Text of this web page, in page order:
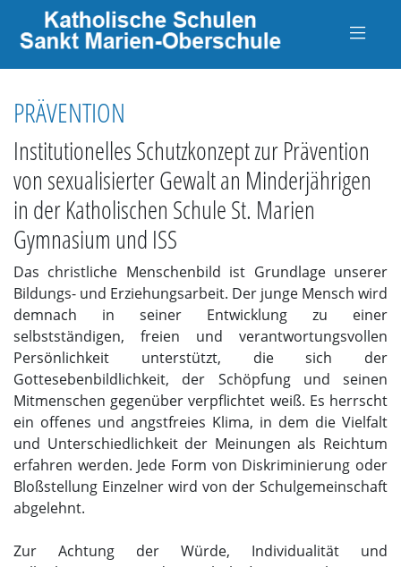
PRÄVENTION
Institutionelles Schutzkonzept zur Prävention
von sexualisierter Gewalt an Minderjährigen
in der Katholischen Schule St. Marien
Gymnasium und ISS
Das christliche Menschenbild ist Grundlage unserer
Bildungs- und Erziehungsarbeit. Der junge Mensch wird
demnach in seiner Entwicklung zu einer
selbstständigen, freien und verantwortungsvollen
Persönlichkeit unterstützt, die sich der
Gottesebenbildlichkeit, der Schöpfung und seinen
Mitmenschen gegenüber verpflichtet weiß. Es herrscht
ein offenes und angstfreies Klima, in dem die Vielfalt
und Unterschiedlichkeit der Meinungen als Reichtum
erfahren werden. Jede Form von Diskriminierung oder
Bloßstellung Einzelner wird von der Schulgemeinschaft
abgelehnt.
Zur Achtung der Würde, Individualität und